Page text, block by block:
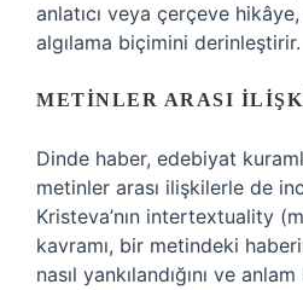
anlatıcı veya çerçeve
algılama biçimini derinleştirir.
METINLER ARASI
Dinde haber, edebiyat
metinler arası ilişkilerle de
Kristeva’nın intertextuality
kavramı, bir metindeki
nasıl yankılandığını ve anlam